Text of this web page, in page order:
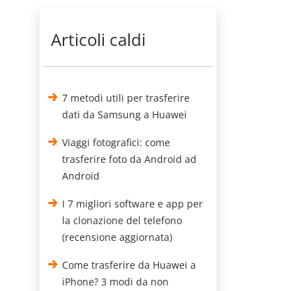
Articoli caldi
7 metodi utili per trasferire
dati da Samsung a Huawei
Viaggi fotografici: come
trasferire foto da Android ad
Android
I 7 migliori software e app per
la clonazione del telefono
(recensione aggiornata)
Come trasferire da Huawei a
iPhone? 3 modi da non